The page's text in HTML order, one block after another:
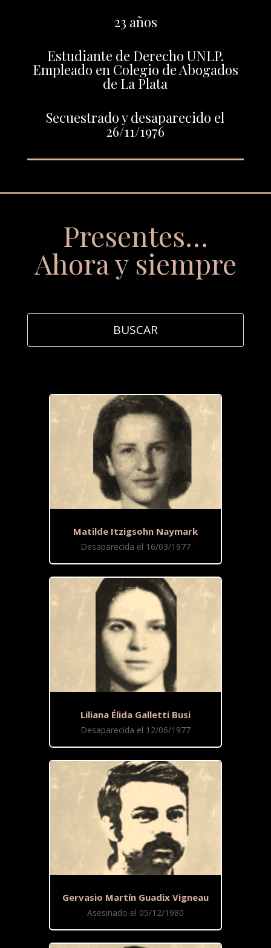
23 años
Estudiante de Derecho UNLP.
Empleado en Colegio de Abogados
de La Plata
Secuestrado y desaparecido el
26/11/1976
Presentes…
Ahora y siempre
Matilde Itzigsohn Naymark
Desaparecida el 16/03/1977
Liliana Élida Galletti Busi
Desaparecida el 12/06/1977
Gervasio Martín Guadix Vigneau
Asesinado el 05/12/1980